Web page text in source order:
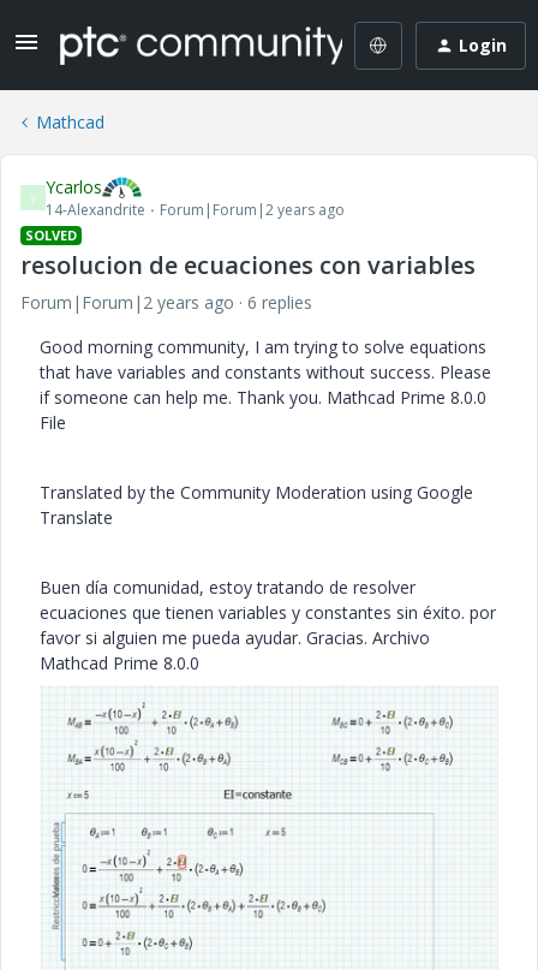
Login
Mathcad
Y Ycarlos
14-Alexandrite Forum|Forum|2 years ago
SOLVED
resolucion de ecuaciones con variables
Forum|Forum|2 years ago
6 replies
Good morning community, I am trying to solve equations
that have variables and constants without success. Please
if someone can help me. Thank you. Mathcad Prime 8.0.0
File
Translated by the Community Moderation using Google
Translate
Buen día comunidad, estoy tratando de resolver
ecuaciones que tienen variables y constantes sin éxito. por
favor si alguien me pueda ayudar. Gracias. Archivo
Mathcad Prime 8.0.0